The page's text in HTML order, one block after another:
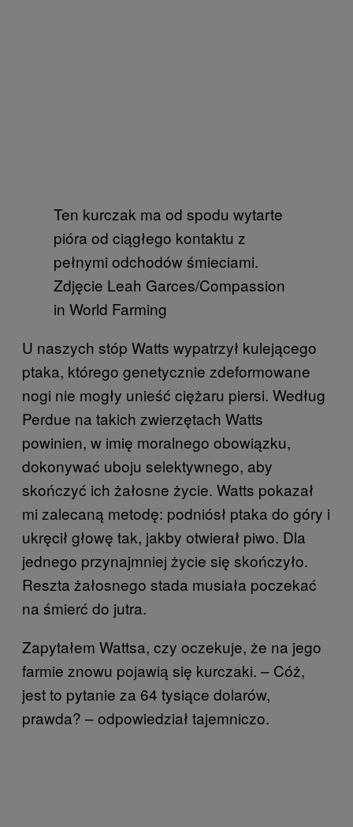
Ten kurczak ma od spodu wytarte
pióra od ciągłego kontaktu z
pełnymi odchodów śmieciami.
Zdjęcie Leah Garces/Compassion
in World Farming
U naszych stóp Watts wypatrzył kulejącego
ptaka, którego genetycznie zdeformowane
nogi nie mogły unieść ciężaru piersi. Według
Perdue na takich zwierzętach Watts
powinien, w imię moralnego obowiązku,
dokonywać uboju selektywnego, aby
skończyć ich żałosne życie. Watts pokazał
mi zalecaną metodę: podniósł ptaka do góry i
ukręcił głowę tak, jakby otwierał piwo. Dla
jednego przynajmniej życie się skończyło.
Reszta żałosnego stada musiała poczekać
na śmierć do jutra.
Zapytałem Wattsa, czy oczekuje, że na jego
farmie znowu pojawią się kurczaki. – Cóż,
jest to pytanie za 64 tysiące dolarów,
prawda? – odpowiedział tajemniczo.